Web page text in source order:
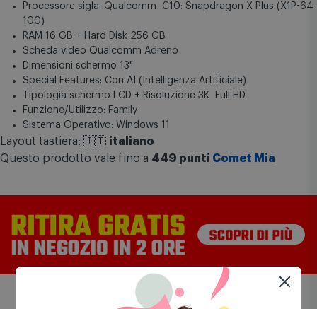
Processore sigla: Qualcomm C10: Snapdragon X Plus (X1P-64-
100)
RAM 16 GB + Hard Disk 256 GB
Scheda video Qualcomm Adreno
Dimensioni schermo 13"
Special Features: Con AI (Intelligenza Artificiale)
Tipologia schermo LCD + Risoluzione 3K Full HD
Funzione/Utilizzo: Family
Sistema Operativo: Windows 11
Layout tastiera: 🇮🇹 italiano
Questo prodotto vale fino a 449 punti Comet Mia
Scelti per te